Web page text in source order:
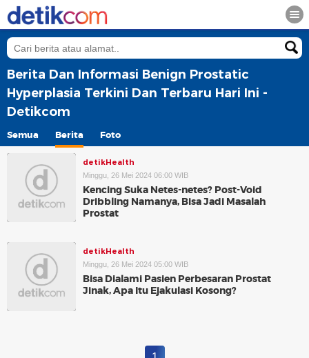
Berita Dan Informasi Benign Prostatic
Hyperplasia Terkini Dan Terbaru Hari Ini -
Detikcom
Semua Berita Foto
detikHealth
Minggu, 26 Mei 2024 06:00 WIB
Kencing Suka Netes-netes? Post-Void
Dribbling Namanya, Bisa Jadi Masalah
Prostat
detikHealth
Minggu, 26 Mei 2024 05:00 WIB
Bisa Dialami Pasien Perbesaran Prostat
Jinak, Apa Itu Ejakulasi Kosong?